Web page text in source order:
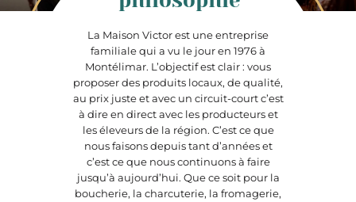
La Maison Victor est une entreprise
familiale qui a vu le jour en 1976 à
Montélimar. L’objectif est clair : vous
proposer des produits locaux, de qualité,
au prix juste et avec un circuit-court c’est
à dire en direct avec les producteurs et
les éleveurs de la région. C’est ce que
nous faisons depuis tant d’années et
c’est ce que nous continuons à faire
jusqu’à aujourd’hui. Que ce soit pour la
boucherie, la charcuterie, la fromagerie,